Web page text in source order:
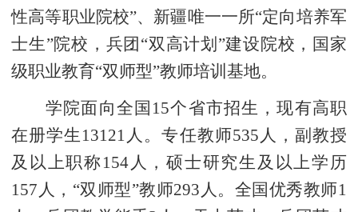
性高等职业院校”、新疆唯一一所“定向培养军
士生”院校，兵团“双高计划”建设院校，国家
级职业教育“双师型”教师培训基地。
学院面向全国15个省市招生，现有高职
在册学生13121人。专任教师535人，副教授
及以上职称154人，硕士研究生及以上学历
157人，“双师型”教师293人。全国优秀教师1